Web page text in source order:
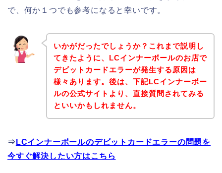
で、何か１つでも参考になると幸いです。
いかがだったでしょうか？これまで説明し
てきたように、LCインナーボールのお店で
デビットカードエラーが発生する原因は
様々あります。後は、下記LCインナーボー
ルの公式サイトより、直接質問されてみる
といいかもしれません。
⇒ LCインナーボールのデビットカードエラーの問題を
今すぐ解決したい方はこちら